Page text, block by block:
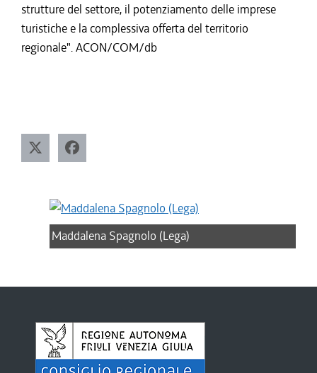
strutture del settore, il potenziamento delle imprese
turistiche e la complessiva offerta del territorio
regionale". ACON/COM/db
Maddalena Spagnolo (Lega)